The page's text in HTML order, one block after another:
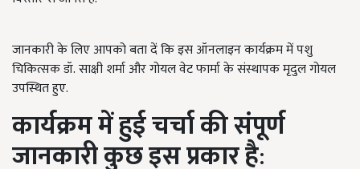
जानकारी के लिए आपको बता दें कि इस ऑनलाइन कार्यक्रम में पशु
चिकित्सक डॉ.साक्षी शर्मा और गोयल वेट फार्मा के संस्थापक मृदुल गोयल
उपस्थित हुए.
कार्यक्रम में हुई चर्चा की संपूर्ण
जानकारी कुछ इस प्रकार है: